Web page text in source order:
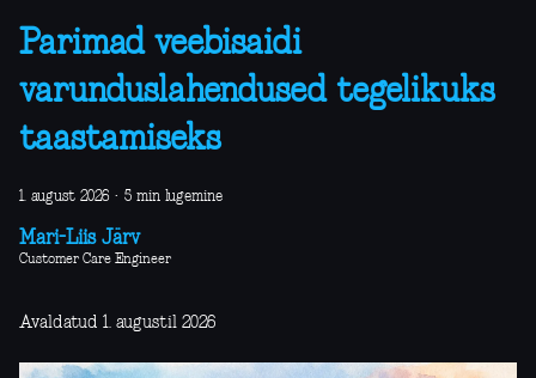
Parimad veebisaidi
varunduslahendused tegelikuks
taastamiseks
1. august 2026 · 5 min lugemine
Mari-Liis Järv
Customer Care Engineer
Avaldatud 1. augustil 2026